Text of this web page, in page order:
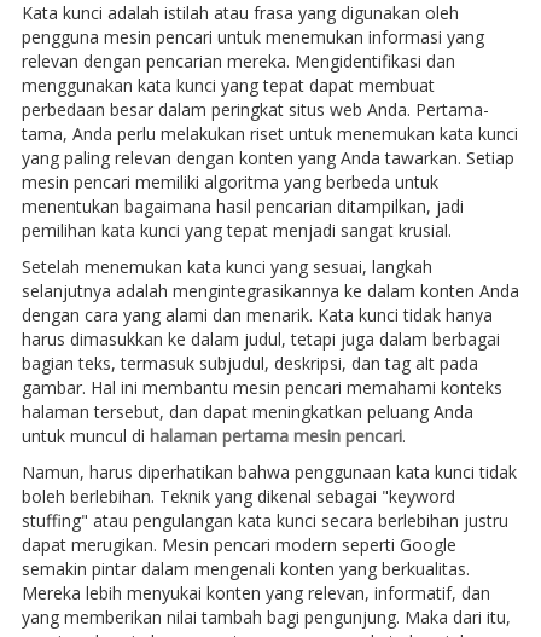
Kata kunci adalah istilah atau frasa yang digunakan oleh
pengguna mesin pencari untuk menemukan informasi yang
relevan dengan pencarian mereka. Mengidentifikasi dan
menggunakan kata kunci yang tepat dapat membuat
perbedaan besar dalam peringkat situs web Anda. Pertama-
tama, Anda perlu melakukan riset untuk menemukan kata kunci
yang paling relevan dengan konten yang Anda tawarkan. Setiap
mesin pencari memiliki algoritma yang berbeda untuk
menentukan bagaimana hasil pencarian ditampilkan, jadi
pemilihan kata kunci yang tepat menjadi sangat krusial.
Setelah menemukan kata kunci yang sesuai, langkah
selanjutnya adalah mengintegrasikannya ke dalam konten Anda
dengan cara yang alami dan menarik. Kata kunci tidak hanya
harus dimasukkan ke dalam judul, tetapi juga dalam berbagai
bagian teks, termasuk subjudul, deskripsi, dan tag alt pada
gambar. Hal ini membantu mesin pencari memahami konteks
halaman tersebut, dan dapat meningkatkan peluang Anda
untuk muncul di halaman pertama mesin pencari.
Namun, harus diperhatikan bahwa penggunaan kata kunci tidak
boleh berlebihan. Teknik yang dikenal sebagai "keyword
stuffing" atau pengulangan kata kunci secara berlebihan justru
dapat merugikan. Mesin pencari modern seperti Google
semakin pintar dalam mengenali konten yang berkualitas.
Mereka lebih menyukai konten yang relevan, informatif, dan
yang memberikan nilai tambah bagi pengunjung. Maka dari itu,